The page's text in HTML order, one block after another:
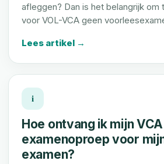
afleggen? Dan is het belangrijk om
voor VOL-VCA geen
Lees artikel →
i
Hoe ontvang ik mijn VCA
examenoproep voor
examen?